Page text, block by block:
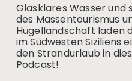
Glasklares Wasser
des Massentourismus
Hügellandschaft laden
im Südwesten Siziliens
den Strandurlaub in
Podcast!